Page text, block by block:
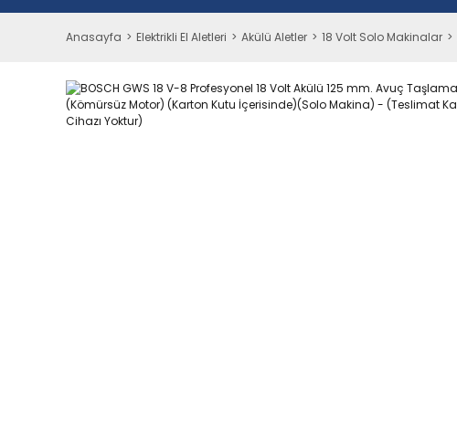
Anasayfa Elektrikli El Aletleri Akülü Aletler 18 Volt Solo Makinalar